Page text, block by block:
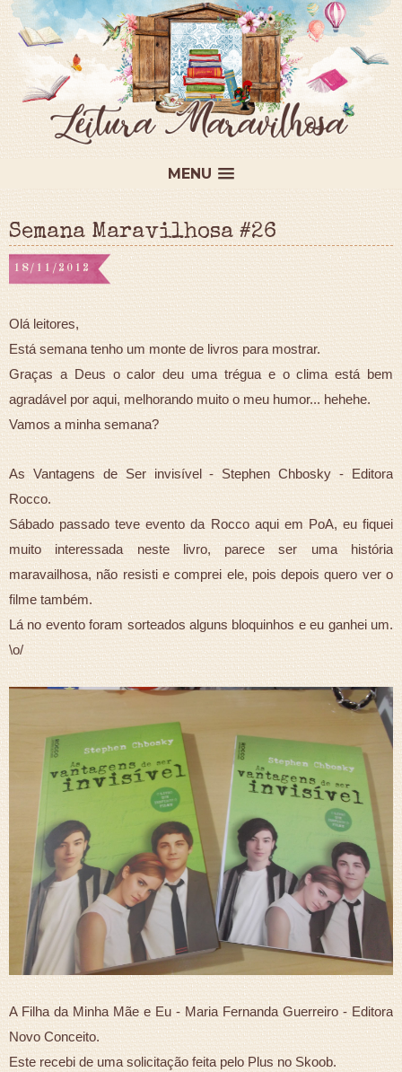
MENU
Semana Maravilhosa #26
18/11/2012
Olá leitores,
Está semana tenho um monte de livros para mostrar.
Graças a Deus o calor deu uma trégua e o clima está bem
agradável por aqui, melhorando muito o meu humor... hehehe.
Vamos a minha semana?
As Vantagens de Ser invisível - Stephen Chbosky - Editora
Rocco.
Sábado passado teve evento da Rocco aqui em PoA, eu fiquei
muito interessada neste livro, parece ser uma história
maravailhosa, não resisti e comprei ele, pois depois quero ver o
filme também.
Lá no evento foram sorteados alguns bloquinhos e eu ganhei um.
\o/
A Filha da Minha Mãe e Eu - Maria Fernanda Guerreiro - Editora
Novo Conceito.
Este recebi de uma solicitação feita pelo Plus no Skoob.